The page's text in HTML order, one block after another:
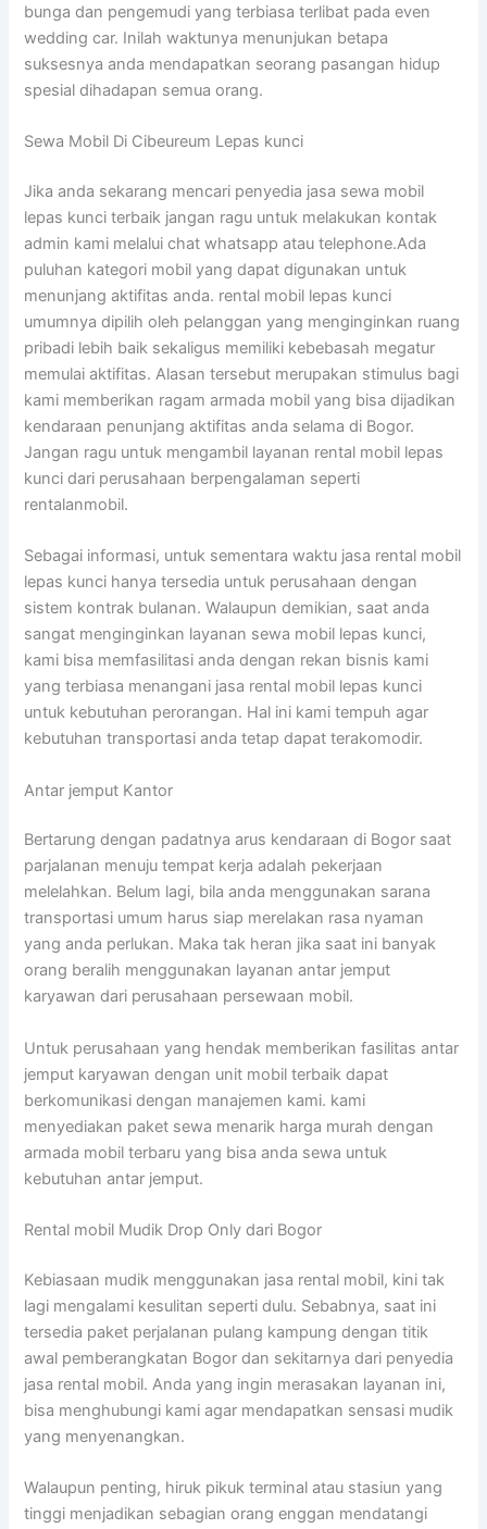
bunga dan pengemudi yang terbiasa terlibat pada even
wedding car. Inilah waktunya menunjukan betapa
suksesnya anda mendapatkan seorang pasangan hidup
spesial dihadapan semua orang.
Sewa Mobil Di Cibeureum Lepas kunci
Jika anda sekarang mencari penyedia jasa sewa mobil
lepas kunci terbaik jangan ragu untuk melakukan kontak
admin kami melalui chat whatsapp atau telephone.Ada
puluhan kategori mobil yang dapat digunakan untuk
menunjang aktifitas anda. rental mobil lepas kunci
umumnya dipilih oleh pelanggan yang menginginkan ruang
pribadi lebih baik sekaligus memiliki kebebasah megatur
memulai aktifitas. Alasan tersebut merupakan stimulus bagi
kami memberikan ragam armada mobil yang bisa dijadikan
kendaraan penunjang aktifitas anda selama di Bogor.
Jangan ragu untuk mengambil layanan rental mobil lepas
kunci dari perusahaan berpengalaman seperti
rentalanmobil.
Sebagai informasi, untuk sementara waktu jasa rental mobil
lepas kunci hanya tersedia untuk perusahaan dengan
sistem kontrak bulanan. Walaupun demikian, saat anda
sangat menginginkan layanan sewa mobil lepas kunci,
kami bisa memfasilitasi anda dengan rekan bisnis kami
yang terbiasa menangani jasa rental mobil lepas kunci
untuk kebutuhan perorangan. Hal ini kami tempuh agar
kebutuhan transportasi anda tetap dapat terakomodir.
Antar jemput Kantor
Bertarung dengan padatnya arus kendaraan di Bogor saat
parjalanan menuju tempat kerja adalah pekerjaan
melelahkan. Belum lagi, bila anda menggunakan sarana
transportasi umum harus siap merelakan rasa nyaman
yang anda perlukan. Maka tak heran jika saat ini banyak
orang beralih menggunakan layanan antar jemput
karyawan dari perusahaan persewaan mobil.
Untuk perusahaan yang hendak memberikan fasilitas antar
jemput karyawan dengan unit mobil terbaik dapat
berkomunikasi dengan manajemen kami. kami
menyediakan paket sewa menarik harga murah dengan
armada mobil terbaru yang bisa anda sewa untuk
kebutuhan antar jemput.
Rental mobil Mudik Drop Only dari Bogor
Kebiasaan mudik menggunakan jasa rental mobil, kini tak
lagi mengalami kesulitan seperti dulu. Sebabnya, saat ini
tersedia paket perjalanan pulang kampung dengan titik
awal pemberangkatan Bogor dan sekitarnya dari penyedia
jasa rental mobil. Anda yang ingin merasakan layanan ini,
bisa menghubungi kami agar mendapatkan sensasi mudik
yang menyenangkan.
Walaupun penting, hiruk pikuk terminal atau stasiun yang
tinggi menjadikan sebagian orang enggan mendatangi